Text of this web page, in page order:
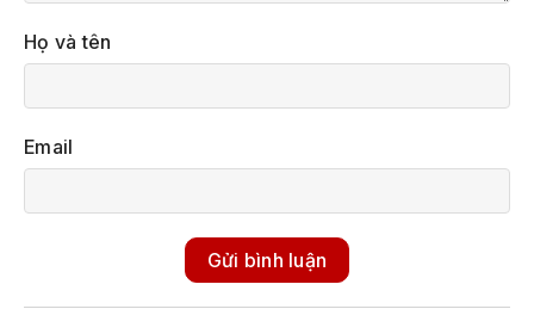
Họ và tên
Email
Gửi bình luận